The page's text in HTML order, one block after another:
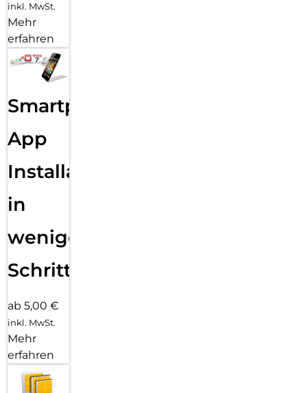
inkl. MwSt.
Mehr
erfahren
Smartphone
App
Installation
in
wenigen
Schritten
ab 5,00 €
inkl. MwSt.
Mehr
erfahren